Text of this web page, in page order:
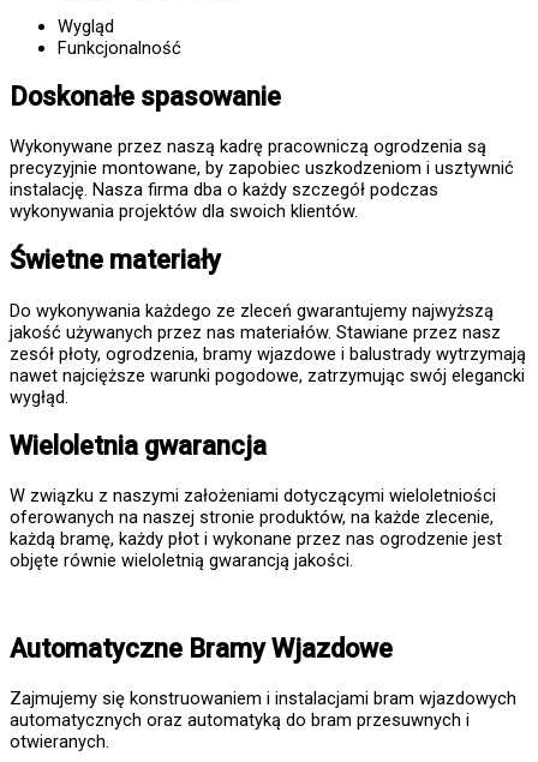
Wygląd
Funkcjonalność
Doskonałe spasowanie
Wykonywane przez naszą kadrę pracowniczą ogrodzenia są
precyzyjnie montowane, by zapobiec uszkodzeniom i usztywnić
instalację. Nasza firma dba o każdy szczegół podczas
wykonywania projektów dla swoich klientów.
Świetne materiały
Do wykonywania każdego ze zleceń gwarantujemy najwyższą
jakość używanych przez nas materiałów. Stawiane przez nasz
zesół płoty, ogrodzenia, bramy wjazdowe i balustrady wytrzymają
nawet najcięższe warunki pogodowe, zatrzymując swój elegancki
wygłąd.
Wieloletnia gwarancja
W związku z naszymi założeniami dotyczącymi wieloletniości
oferowanych na naszej stronie produktów, na każde zlecenie,
każdą bramę, każdy płot i wykonane przez nas ogrodzenie jest
objęte równie wieloletnią gwarancją jakości.
Automatyczne Bramy Wjazdowe
Zajmujemy się konstruowaniem i instalacjami bram wjazdowych
automatycznych oraz automatyką do bram przesuwnych i
otwieranych.